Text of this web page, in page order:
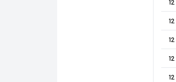
12
12
12
12
12